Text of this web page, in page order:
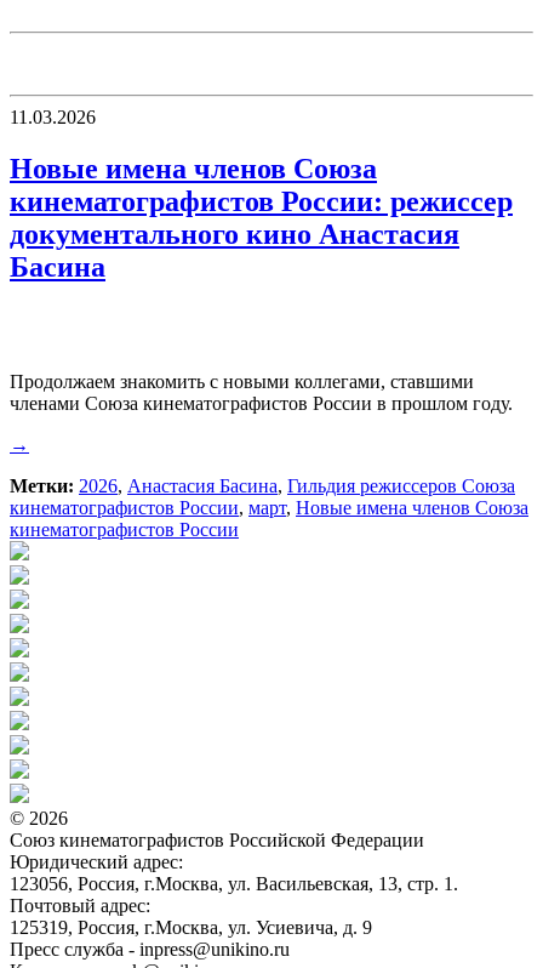
11.03.2026
Новые имена членов Союза
кинематографистов России: режиссер
документального кино Анастасия
Басина
Продолжаем знакомить с новыми коллегами, ставшими
членами Союза кинематографистов России в прошлом году.
→
Метки: 2026, Анастасия Басина, Гильдия режиссеров Союза
кинематографистов России, март, Новые имена членов Союза
кинематографистов России
© 2026
Союз кинематографистов Российской Федерации
Юридический адрес:
123056, Россия, г.Москва, ул. Васильевская, 13, стр. 1.
Почтовый адрес:
125319, Россия, г.Москва, ул. Усиевича, д. 9
Пресс служба - inpress@unikino.ru